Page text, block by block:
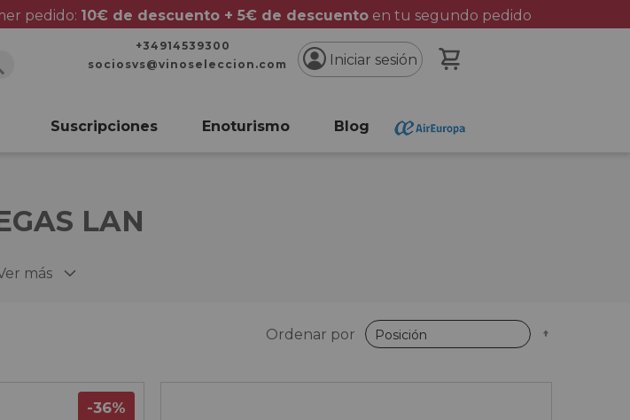
pedido: 10€ de descuento + 5€ de descuentoen tu segundo pedido
+34914539300
sociosvs@vinoseleccion.com
Iniciar sesión
Suscripciones Enoturismo Blog
LAN
más
Ordenar por
-36%